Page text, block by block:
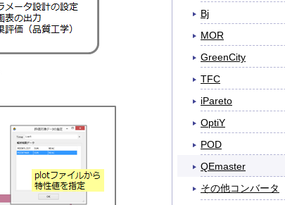
Bj
MOR
GreenCity
TFC
iPareto
OptiY
POD
QEmaster
その他コンバータ